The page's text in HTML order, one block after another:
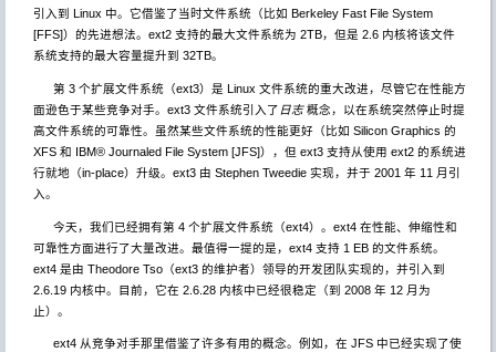
引入到 Linux 中。它借鉴了当时文件系统（比如 Berkeley Fast File System
[FFS]）的先进想法。ext2 支持的最大文件系统为 2TB，但是 2.6 内核将该文件
系统支持的最大容量提升到 32TB。
第 3 个扩展文件系统（ext3）是 Linux 文件系统的重大改进，尽管它在性能方
面逊色于某些竞争对手。ext3 文件系统引入了 日志概念，以在系统突然停止时提
高文件系统的可靠性。虽然某些文件系统的性能更好（比如 Silicon Graphics 的
XFS 和 IBM® Journaled File System [JFS]），但 ext3 支持从使用 ext2 的系统进
行就地（in-place）升级。ext3 由 Stephen Tweedie 实现，并于 2001 年 11 月引
入。
今天，我们已经拥有第 4 个扩展文件系统（ext4）。ext4 在性能、伸缩性和
可靠性方面进行了大量改进。最值得一提的是，ext4 支持 1 EB 的文件系统。
ext4 是由 Theodore Tso（ext3 的维护者）领导的开发团队实现的，并引入到
2.6.19 内核中。目前，它在 2.6.28 内核中已经很稳定（到 2008 年 12 月为
止）。
ext4 从竞争对手那里借鉴了许多有用的概念。例如，在 JFS 中已经实现了使